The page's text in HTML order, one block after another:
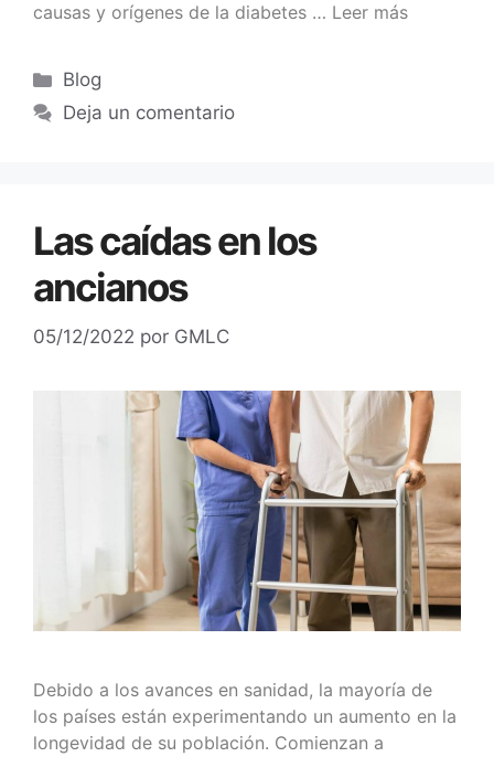
causas y orígenes de la diabetes … Leer más
Blog
Deja un comentario
Las caídas en los
ancianos
05/12/2022 por GMLC
Debido a los avances en sanidad, la mayoría de
los países están experimentando un aumento en la
longevidad de su población. Comienzan a